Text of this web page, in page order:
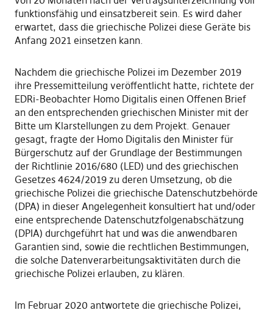
funktionsfähig und einsatzbereit sein. Es wird daher
erwartet, dass die griechische Polizei diese Geräte bis
Anfang 2021 einsetzen kann.
Nachdem die griechische Polizei im Dezember 2019
ihre Pressemitteilung veröffentlicht hatte, richtete der
EDRi-Beobachter Homo Digitalis einen Offenen Brief
an den entsprechenden griechischen Minister mit der
Bitte um Klarstellungen zu dem Projekt. Genauer
gesagt, fragte der Homo Digitalis den Minister für
Bürgerschutz auf der Grundlage der Bestimmungen
der Richtlinie 2016/680 (LED) und des griechischen
Gesetzes 4624/2019 zu deren Umsetzung, ob die
griechische Polizei die griechische Datenschutzbehörde
(DPA) in dieser Angelegenheit konsultiert hat und/oder
eine entsprechende Datenschutzfolgenabschätzung
(DPIA) durchgeführt hat und was die anwendbaren
Garantien sind, sowie die rechtlichen Bestimmungen,
die solche Datenverarbeitungsaktivitäten durch die
griechische Polizei erlauben, zu klären.
Im Februar 2020 antwortete die griechische Polizei,